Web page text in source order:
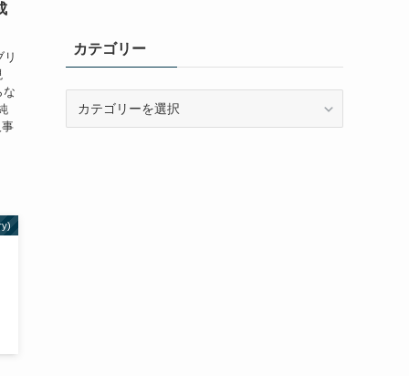
な
カテゴリー